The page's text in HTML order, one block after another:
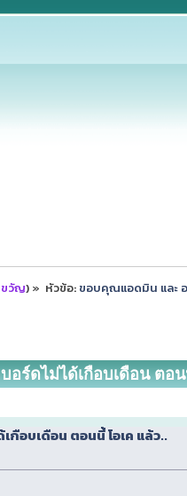
ขวัญ) » หัวข้อ: ขอบคุณแอดมิน และ อ
ร์ดไม่ได้เกือบเดือน ตอ
กือบเดือน ตอนนี้ โอเค แล้ว..